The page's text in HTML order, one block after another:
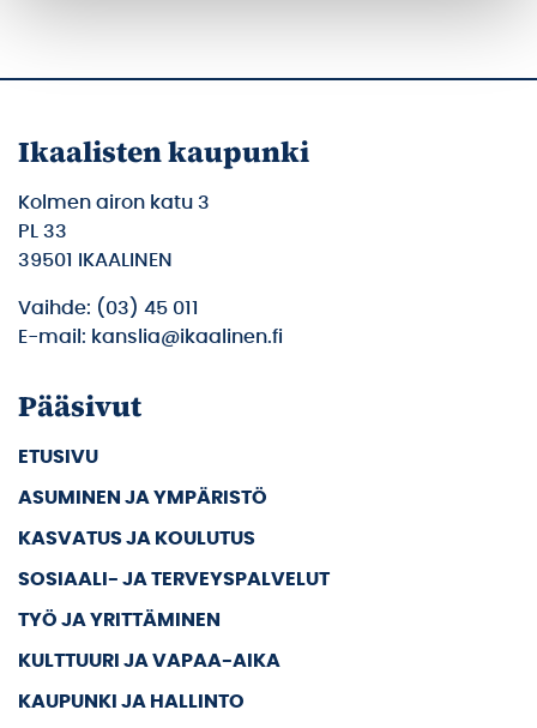
Ikaalisten kaupunki
Kolmen airon katu 3
PL 33
39501 IKAALINEN
Vaihde: (03) 45 011
E-mail: kanslia@ikaalinen.fi
Pääsivut
ETUSIVU
ASUMINEN JA YMPÄRISTÖ
KASVATUS JA KOULUTUS
SOSIAALI- JA TERVEYSPALVELUT
TYÖ JA YRITTÄMINEN
KULTTUURI JA VAPAA-AIKA
KAUPUNKI JA HALLINTO